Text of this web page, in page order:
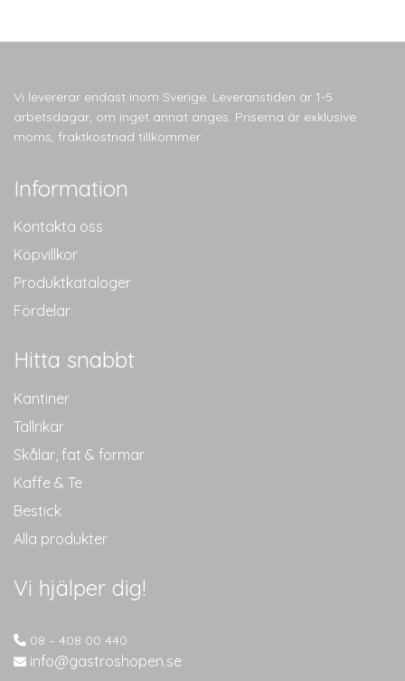
olika
alternativen
kan
produktsidan
Vi levererar endast inom Sverige. Leveranstiden är 1-5
arbetsdagar, om inget annat anges. Priserna är exklusive
moms, fraktkostnad tillkommer.
Information
Kontakta oss
Köpvillkor
Produktkataloger
Fördelar
Hitta snabbt
Kantiner
Tallrikar
Skålar, fat & formar
Kaffe & Te
Bestick
Alla produkter
Vi hjälper dig!
08 – 408 00 440
info@gastroshopen.se